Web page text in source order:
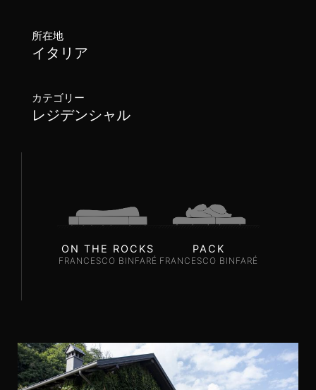
所在地
イタリア
カテゴリー
レジデンシャル
ON THE ROCKS
FRANCESCO BINFARÉ
PACK
FRANCESCO BINFARÉ